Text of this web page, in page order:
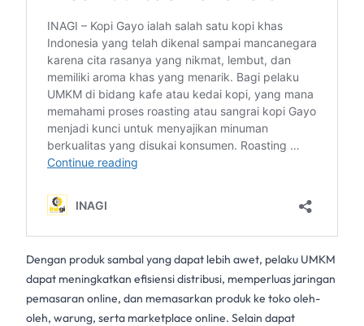
Dengan produk sambal yang dapat lebih awet, pelaku UMKM
dapat meningkatkan efisiensi distribusi, memperluas jaringan
pemasaran online, dan memasarkan produk ke toko oleh-
oleh, warung, serta marketplace online. Selain dapat